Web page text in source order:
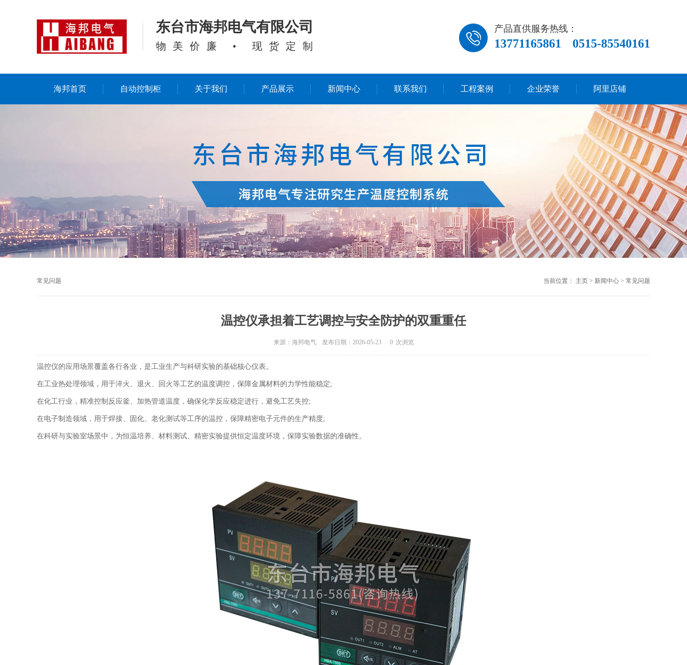
东台市海邦电气有限公司
物美价廉 • 现货定制
产品直供服务热线：
13771165861 0515-85540161
海邦首页 自动控制柜 关于我们 产品展示 新闻中心 联系我们 工程案例 企业荣誉 阿里店铺
常见问题 当前位置： 主页 > 新闻中心 > 常见问题
温控仪承担着工艺调控与安全防护的双重重任
来源：海邦电气 发布日期：2026-05-23 0 次浏览
温控仪的应用场景覆盖各行各业，是工业生产与科研实验的基础核心仪表。
在工业热处理领域，用于淬火、退火、回火等工艺的温度调控，保障金属材料的力学性能稳定;
在化工行业，精准控制反应釜、加热管道温度，确保化学反应稳定进行，避免工艺失控;
在电子制造领域，用于焊接、固化、老化测试等工序的温控，保障精密电子元件的生产精度;
在科研与实验室场景中，为恒温培养、材料测试、精密实验提供恒定温度环境，保障实验数据的准确性。